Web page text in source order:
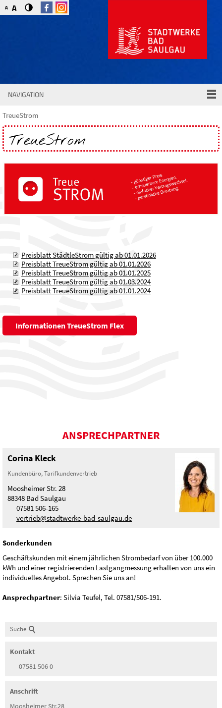
A A
NAVIGATION
TreueStrom
TreueStrom
Preisblatt StädtleStrom gültig ab 01.01.2026
Preisblatt TreueStrom gültig ab 01.01.2026
Preisblatt TreueStrom gültig ab 01.01.2025
Preisblatt TreueStrom gültig ab 01.03.2024
Preisblatt TreueStrom gültig ab 01.01.2024
Informationen TreueStrom Flex
ANSPRECHPARTNER
Corina Kleck
Kundenbüro, Tarifkundenvertrieb
Moosheimer Str. 28
88348 Bad Saulgau
07581 506-165
vertrieb@stadtwerke-bad-saulgau.de
Sonderkunden
Geschäftskunden mit einem jährlichen Strombedarf von über 100.000
kWh und einer registrierenden Lastgangmessung erhalten von uns ein
individuelles Angebot. Sprechen Sie uns an!
Ansprechpartner: Silvia Teufel, Tel. 07581/506-191.
Suche
Kontakt
07581 506 0
Anschrift
Moosheimer Str.28